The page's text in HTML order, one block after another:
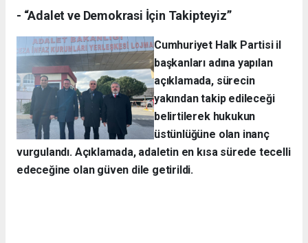
- “Adalet ve Demokrasi İçin Takipteyiz”
Cumhuriyet Halk Partisi il
başkanları adına yapılan
açıklamada, sürecin
yakından takip edileceği
belirtilerek hukukun
üstünlüğüne olan inanç
vurgulandı. Açıklamada, adaletin en kısa sürede tecelli
edeceğine olan güven dile getirildi.